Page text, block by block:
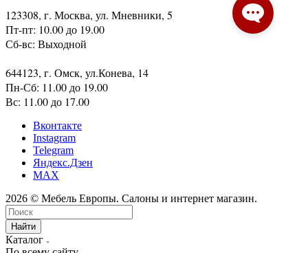
123308, г. Москва, ул. Мневники, 5
Пт-пт: 10.00 до 19.00
Сб-вс: Выходной
644123, г. Омск, ул.Конева, 14
Пн-Сб: 11.00 до 19.00
Вс: 11.00 до 17.00
Вконтакте
Instagram
Telegram
Яндекс.Дзен
MAX
2026 © Мебель Европы. Салоны и интернет магазин.
Найти
Каталог